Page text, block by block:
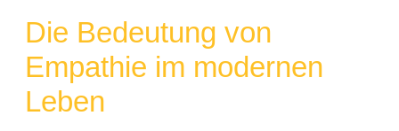
Die Bedeutung von
Empathie im modernen
Leben